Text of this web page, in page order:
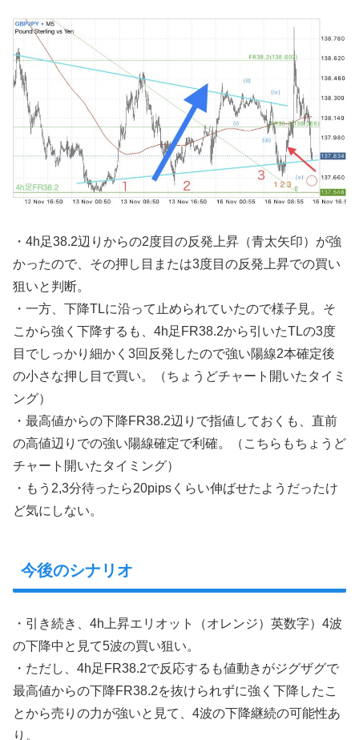
・4h足38.2辺りからの2度目の反発上昇（青太矢印）が強
かったので、その押し目または3度目の反発上昇での買い
狙いと判断。
・一方、下降TLに沿って止められていたので様子見。そ
こから強く下降するも、4h足FR38.2から引いたTLの3度
目でしっかり細かく3回反発したので強い陽線2本確定後
の小さな押し目で買い。（ちょうどチャート開いたタイミ
ング）
・最高値からの下降FR38.2辺りで指値しておくも、直前
の高値辺りでの強い陽線確定で利確。（こちらもちょうど
チャート開いたタイミング）
・もう2,3分待ったら20pipsくらい伸ばせたようだったけ
ど気にしない。
今後のシナリオ
・引き続き、4h上昇エリオット（オレンジ）英数字）4波
の下降中と見て5波の買い狙い。
・ただし、4h足FR38.2で反応するも値動きがジグザグで
最高値からの下降FR38.2を抜けられずに強く下降したこ
とから売りの力が強いと見て、4波の下降継続の可能性あ
り。